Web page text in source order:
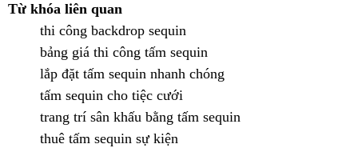
Từ khóa liên quan
thi công backdrop sequin
bảng giá thi công tấm sequin
lắp đặt tấm sequin nhanh chóng
tấm sequin cho tiệc cưới
trang trí sân khấu bằng tấm sequin
thuê tấm sequin sự kiện